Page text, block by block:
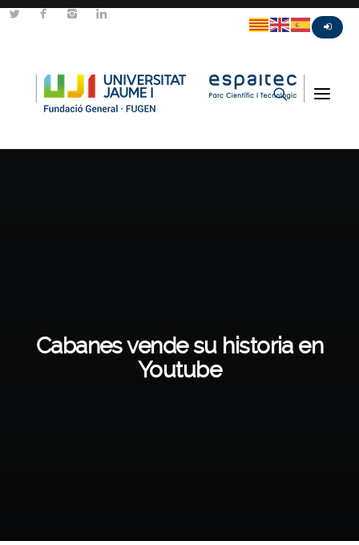
Cabanes vende su historia en
Youtube